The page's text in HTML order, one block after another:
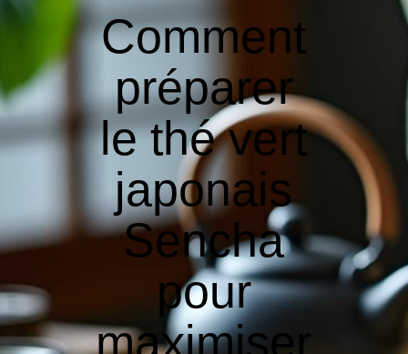
Comment
préparer
le thé vert
japonais
Sencha
pour
maximiser